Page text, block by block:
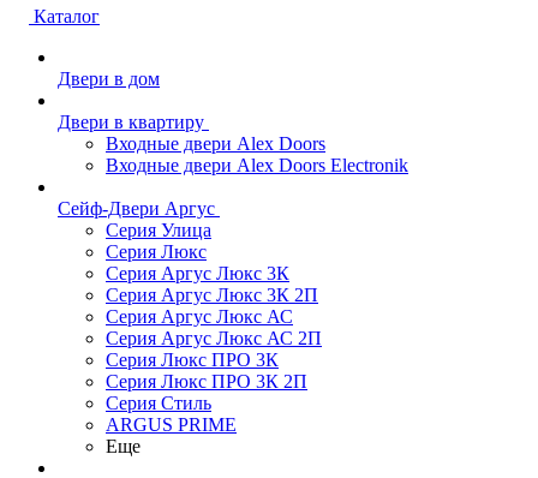
Каталог
Двери в дом
Двери в квартиру
Входные двери Alex Doors
Входные двери Alex Doors Electronik
Сейф-Двери Аргус
Серия Улица
Серия Люкс
Серия Аргус Люкс 3К
Серия Аргус Люкс 3К 2П
Серия Аргус Люкс АС
Серия Аргус Люкс АС 2П
Серия Люкс ПРО 3К
Серия Люкс ПРО 3К 2П
Серия Стиль
ARGUS PRIME
Еще